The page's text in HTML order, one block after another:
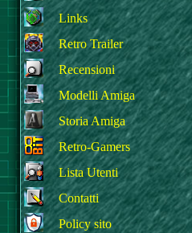
Links
Retro Trailer
Recensioni
Modelli Amiga
Storia Amiga
Retro-Gamers
Lista Utenti
Contatti
Policy sito